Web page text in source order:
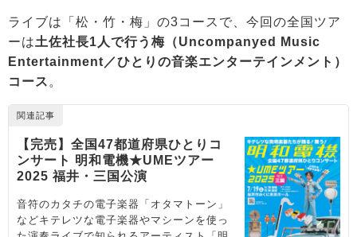
ライブは「松・竹・梅」の3コースで、今回の全国ツア
ーは土佐社長1人で行う梅（Uncompanyed Music
Entertainment／ひとりの音楽エンターテインメント）
コース 。